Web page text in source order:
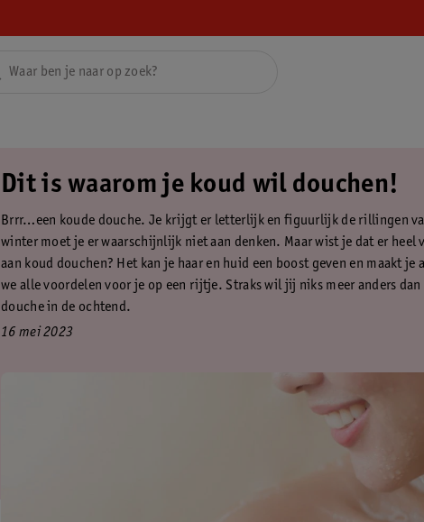
Dit is waarom je koud wil douchen!
Brrr…een koude douche. Je krijgt er letterlijk en figuurlijk de rillingen
winter moet je er waarschijnlijk niet aan denken. Maar wist je dat er heel
aan koud douchen? Het kan je haar en huid een boost geven en maakt je
we alle voordelen voor je op een rijtje. Straks wil jij niks meer anders
douche in de ochtend.
16 mei 2023